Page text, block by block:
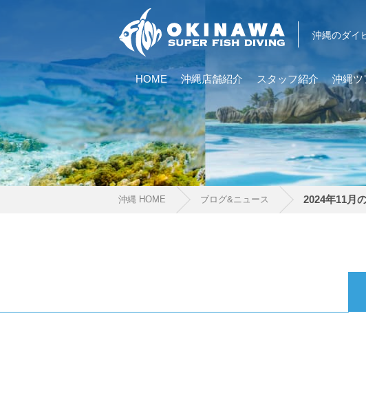
沖縄のダイ
HOME 沖縄店舗紹介 スタッフ紹介 沖縄ツ
沖縄 HOME ブログ&ニュース 2024年11月
当ツアーの手順と注意点